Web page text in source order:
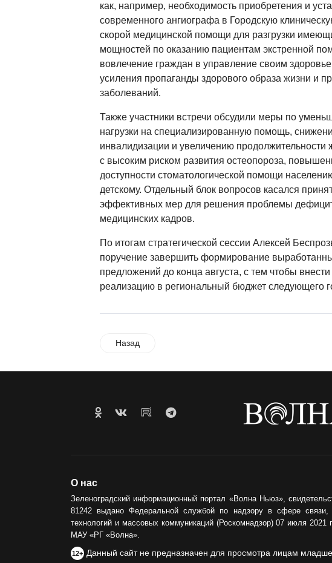
как, например, необходимость приобретения и
современного ангиографа в Городскую
скорой медицинской помощи для разгрузки
мощностей по оказанию пациентам экстренной
вовлечение граждан в управление своим
усиления пропаганды здорового образа жизни и
заболеваний.
Также участники встречи обсудили меры по
нагрузки на специализированную помощь,
инвалидизации и увеличению продолжительности
с высоким риском развития остеопороза,
доступности стоматологической помощи
детскому. Отдельный блок вопросов касался
эффективных мер для решения проблемы
медицинских кадров.
По итогам стратегической сессии Алексей
поручение завершить формирование
предложений до конца августа, с тем чтобы внести
реализацию в региональный бюджет следующего
Назад
О нас
Зеленоградский информационный портал «Волна Ньюз»,
81242 выдано Федеральной службой по надзору в сфере связи,
технологий и массовых коммуникаций (Роскомнадзор) 07 июля 2021
МАУ «РГ «Волна».
12+ Данный сайт не предназначен для просмотра лицам младше